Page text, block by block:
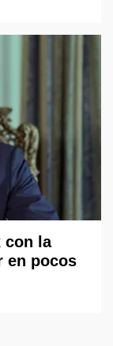
con la
en pocos